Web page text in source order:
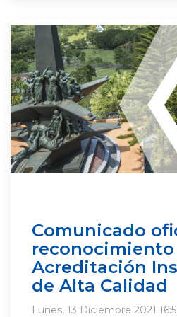
Comunicado
reconocimiento
Acreditación
de Alta Calidad
Lunes, 13 Diciembre 2021